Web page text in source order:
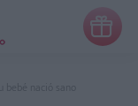

nació sano